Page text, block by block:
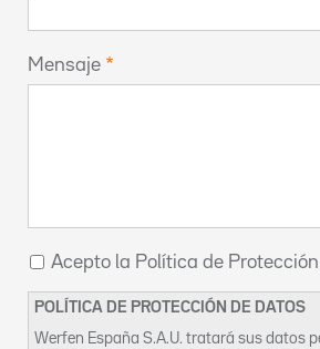
Mensaje
Acepto la Política de
POLÍTICA DE PROTECCIÓN DE DATOS
Werfen España S.A.U. tratará sus datos